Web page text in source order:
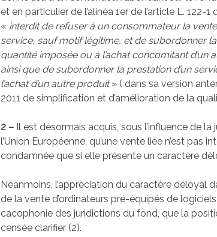
et en particulier de l’alinéa 1er de l’article L.
« interdit de refuser à un consommateur la
service, sauf motif légitime, et de subordonner la
quantité imposée ou à l’achat concomitant d’un
ainsi que de subordonner la prestation d’un
l’achat d’un autre produit» ( dans sa version
2011 de simplification et d’amélioration de la
2 – Il est désormais acquis, sous l’influence de
l’Union Européenne, qu’une vente liée n’est pas
condamnée que si elle présente un caractère
Néanmoins, l’appréciation du caractère déloyal
de la vente d’ordinateurs pré-équipés de
cacophonie des juridictions du fond, que la
censée clarifier (2).